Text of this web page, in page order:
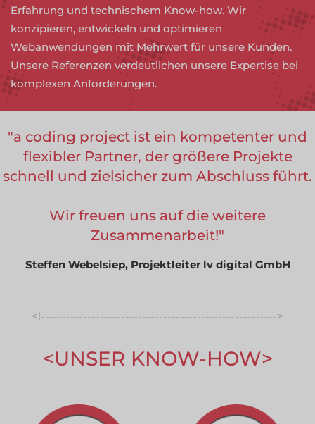
Erfahrung und technischem Know-how. Wir
konzipieren, entwickeln und optimieren
Webanwendungen mit Mehrwert für unsere Kunden.
Unsere Referenzen verdeutlichen unsere Expertise bei
komplexen Anforderungen.
a coding project ist ein kompetenter und
flexibler Partner, der größere Projekte
schnell und zielsicher zum Abschluss führt.
Wir freuen uns auf die weitere
Zusammenarbeit!
Steffen Webelsiep, Projektleiter lv digital GmbH
<! >
UNSER KNOW-HOW